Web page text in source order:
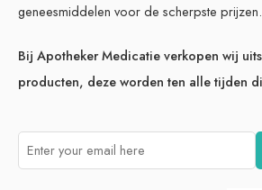
geneesmiddelen voor de scherpste prijzen.
Bij Apotheker Medicatie verkopen wij
producten, deze worden ten alle tijden